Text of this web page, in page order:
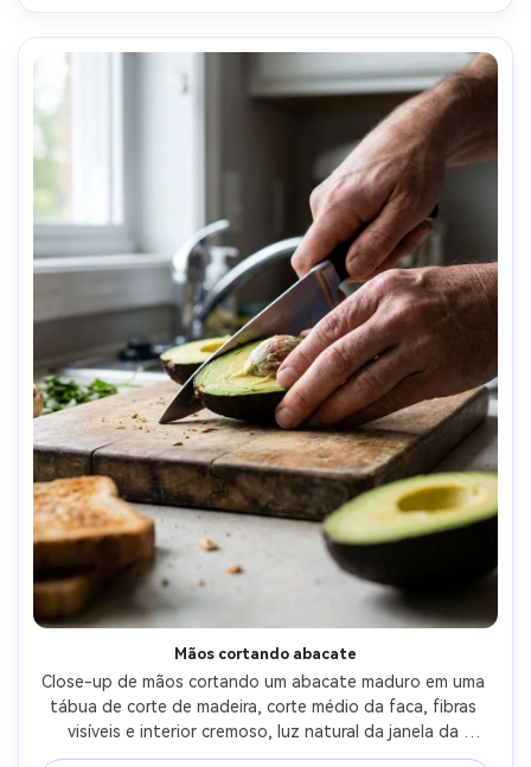
Mãos cortando abacate
Close-up de mãos cortando um abacate maduro em uma
tábua de corte de madeira, corte médio da faca, fibras
visíveis e interior cremoso, luz natural da janela da
cozinha, estilo de preparação de alimentos